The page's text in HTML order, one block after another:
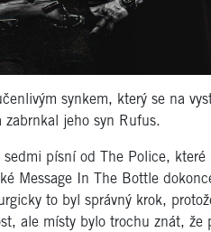
synkem, který se na
zabrnkal jeho syn Rufus.
písní od The Police,
Message In The Bottle
to byl správný krok,
ale místy bylo trochu znát, že